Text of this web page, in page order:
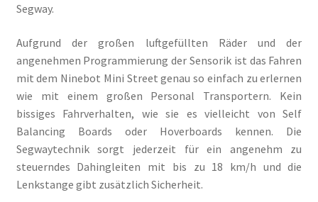
Segway.
Aufgrund der großen luftgefüllten Räder und der
angenehmen Programmierung der Sensorik ist das Fahren
mit dem Ninebot Mini Street genau so einfach zu erlernen
wie mit einem großen Personal Transportern. Kein
bissiges Fahrverhalten, wie sie es vielleicht von Self
Balancing Boards oder Hoverboards kennen. Die
Segwaytechnik sorgt jederzeit für ein angenehm zu
steuerndes Dahingleiten mit bis zu 18 km/h und die
Lenkstange gibt zusätzlich Sicherheit.